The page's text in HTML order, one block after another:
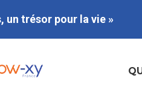
un trésor pour la vie »